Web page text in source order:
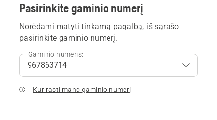
Pasirinkite gaminio numerį
Norėdami matyti tinkamą pagalbą, iš sąrašo
pasirinkite gaminio numerį.
Gaminio numeris:
Kur rasti mano gaminio numerį